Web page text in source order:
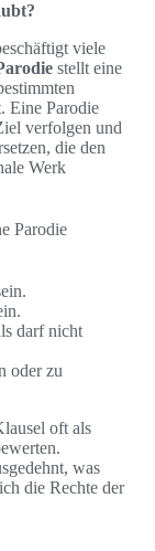
viele
stellt eine
Eine Parodie
verfolgen und
die den
Werk
Parodie
darf nicht
oder zu
oft als
was
die Rechte der